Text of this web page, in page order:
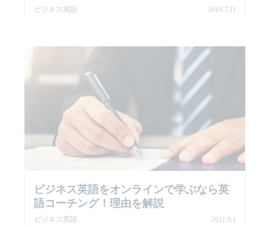
ビジネス英語 2019.7.11
ビジネス英語をオンラインで学ぶなら英
語コーチング！理由を解説
ビジネス英語 2021.9.1